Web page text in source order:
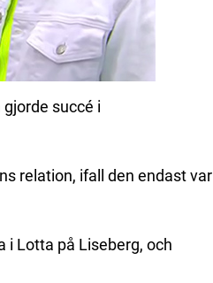
succé i
relation, ifall den endast var
i Lotta på Liseberg, och